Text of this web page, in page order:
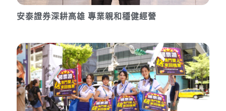
安泰證券深耕高雄 專業親和穩健經營